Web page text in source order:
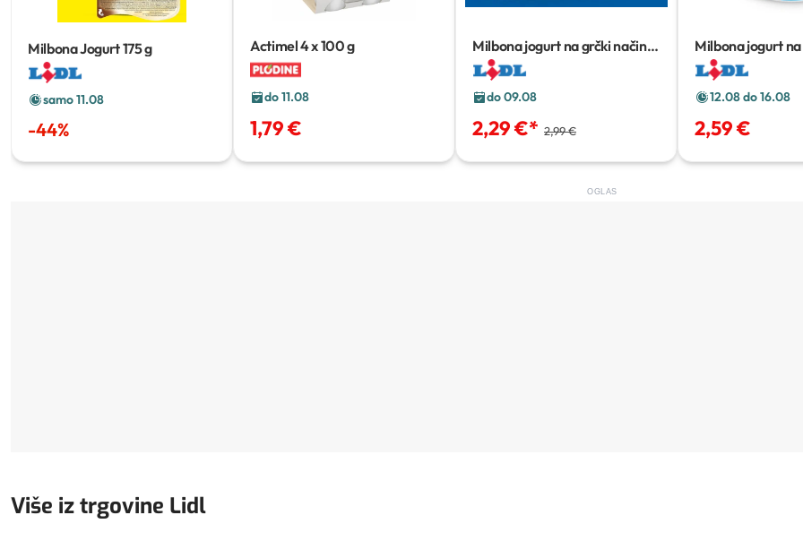
Milbona Jogurt175 g
samo 11.08
-44%
Actimel4 x 100 g
do 11.08
1,79 €
Milbona jogurt na grčki način
XXL natur
do 09.08
2,29 €* 2,99 €
Milbona jogurt
XXL1100 g
12.08 do 16.08
2,59 €
OGLAS
Više iz trgovine Lidl